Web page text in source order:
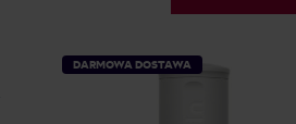
DARMOWA DOSTAWA